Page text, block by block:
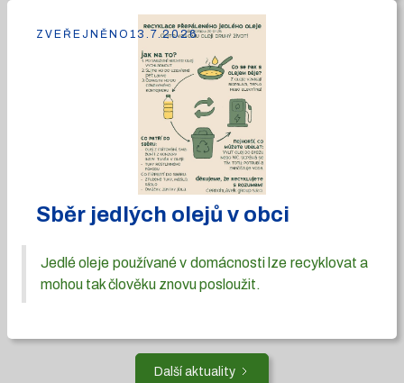
Sběr jedlých olejů v obci
Jedlé oleje používané v domácnosti lze recyklovat a
mohou tak člověku znovu posloužit.
ZVEŘEJNĚNO 13.7.2026
Další aktuality